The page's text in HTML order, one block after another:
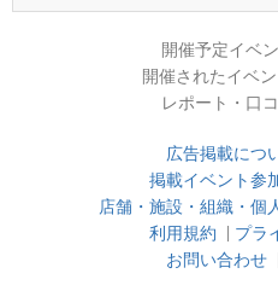
開催予定イベ
開催されたイベン
レポート・口
広告掲載につ
掲載イベント参
店舗・施設・組織・個
利用規約
プラ
お問い合わせ